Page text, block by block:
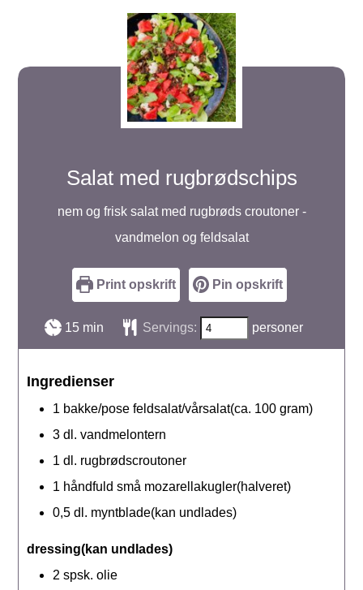
Salat med rugbrødschips
nem og frisk salat med rugbrøds croutoner -
vandmelon og feldsalat
Print opskrift Pin opskrift
15minutter
min Servings: personer
Ingredienser
1 bakke/posefeldsalat/vårsalat(ca. 100 gram)
3 dl. vandmelontern
1 dl. rugbrødscroutoner
1 håndfuld små mozarellakugler(halveret)
0,5 dl. myntblade(kan undlades)
dressing(kan undlades)
2 spsk. olie